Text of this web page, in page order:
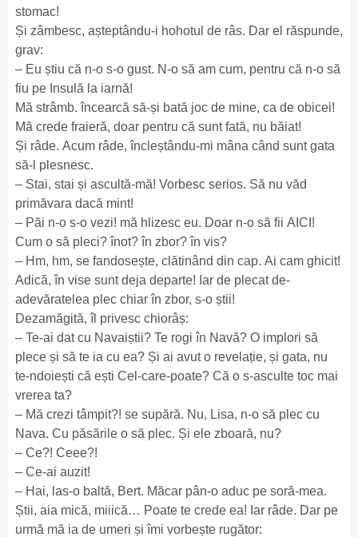
stomac!
Și zâmbesc, așteptându-i hohotul de râs. Dar el răspunde,
grav:
– Eu știu că n-o s-o gust. N-o să am cum, pentru că n-o să
fiu pe Insulă la iarnă!
Mă strâmb. încearcă să-și bată joc de mine, ca de obicei!
Mă crede fraieră, doar pentru că sunt fată, nu băiat!
Și râde. Acum râde, încleștându-mi mâna când sunt gata
să-l plesnesc.
– Stai, stai și ascultă-mă! Vorbesc serios. Să nu văd
primăvara dacă mint!
– Păi n-o s-o vezi! mă hlizesc eu. Doar n-o să fii AICI!
Cum o să pleci? înot? în zbor? în vis?
– Hm, hm, se fandosește, clătinând din cap. Ai cam ghicit!
Adică, în vise sunt deja departe! Iar de plecat de-
adevăratelea plec chiar în zbor, s-o știi!
Dezamăgită, îl privesc chiorâș:
– Te-ai dat cu Navaiștii? Te rogi în Navă? O implori să
plece și să te ia cu ea? Și ai avut o revelație, și gata, nu
te-ndoiești că ești Cel-care-poate? Că o s-asculte toc mai
vrerea ta?
– Mă crezi tâmpit?! se supără. Nu, Lisa, n-o să plec cu
Nava. Cu păsările o să plec. Și ele zboară, nu?
– Ce?! Ceee?!
– Ce-ai auzit!
– Hai, las-o baltă, Bert. Măcar pân-o aduc pe soră-mea.
Știi, aia mică, miiică… Poate te crede ea! Iar râde. Dar pe
urmă mă ia de umeri și îmi vorbește rugător: